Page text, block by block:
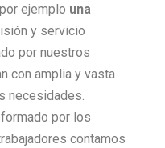
ejemplo una
y servicio
por nuestros
con amplia y vasta
necesidades.
por los
contamos